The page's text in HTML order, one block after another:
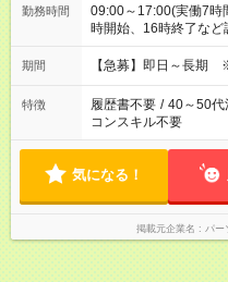
勤務時間
09:00～17:00(実働7
時開始、16時終了など
期間 【急募】即日～長期
特徴 履歴書不要 / 40～50代
コンスキル不要
気になる！
掲載元企業名 パー